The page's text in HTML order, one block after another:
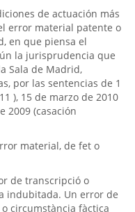
de actuación más
error material patente o
en que piensa el
la jurisprudencia que
Sala de Madrid,
por las sentencias de 1
), 15 de marzo de 2010
2009 (casación
material, de fet o
de transcripció o
indubitada. Un error de
circumstància fàctica